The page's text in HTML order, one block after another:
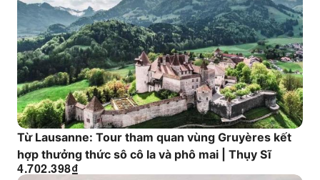
Từ Lausanne: Tour tham quan vùng Gruyères kết
hợp thưởng thức sô cô la và phô mai | Thụy Sĩ
₫
4.702.398